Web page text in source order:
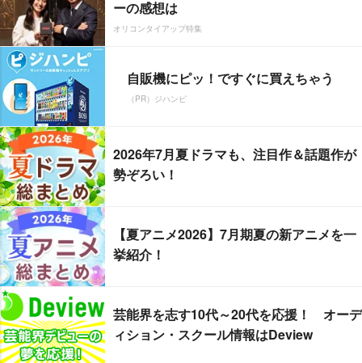
ーの感想は
オリコンタイアップ特集
自販機にピッ！ですぐに買えちゃう
（PR）ジハンピ
2026年7月夏ドラマも、注目作＆話題作が
勢ぞろい！
【夏アニメ2026】7月期夏の新アニメを一
挙紹介！
芸能界を志す10代～20代を応援！ オーデ
ィション・スクール情報はDeview